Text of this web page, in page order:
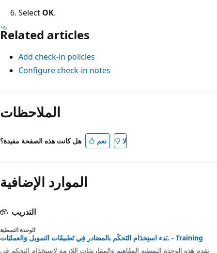
SelectOK
Related articles
Add check-in policies
Configure check-in notes
وضع
القراءة
معطّل
الملاحظات
هل كانت هذه الصفحة مفيدة؟ نعم
الموارد الإضافية
التدريب
الوحدة النمطية
بَدء استِخدَام التَحكُّم بالمصَادر فِي تَطبيقَات التمويل وَالعمليَات. - Training
تقدم هَذه الوحدَة النمطية المفَاهيم وَالممَارسَات اللازمة لاستخدَام التحكم فِي